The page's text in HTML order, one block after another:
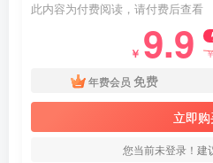
此内容为付费阅读，请付费后查看
￥ 9.9
年费会员 免费
立即
您当前未登录！建